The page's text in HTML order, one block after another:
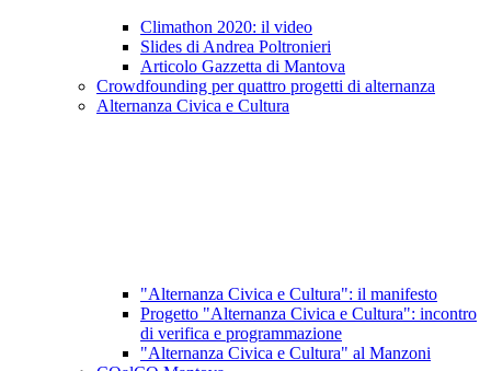
Climathon 2020: il video
Slides di Andrea Poltronieri
Articolo Gazzetta di Mantova
Crowdfounding per quattro progetti di alternanza
Alternanza Civica e Cultura
"Alternanza Civica e Cultura": il manifesto
Progetto "Alternanza Civica e Cultura": incontro
di verifica e programmazione
"Alternanza Civica e Cultura" al Manzoni